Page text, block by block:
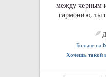
между черным
гармонию, ты
Больше на
Хочешь такой